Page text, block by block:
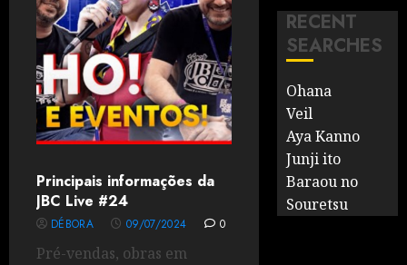
Principais informações da
JBC Live #24
DÉBORA 09/07/2024 0
Pré-vendas, obras em
RECENT
SEARCHES
Ohana
Veil
Aya Kanno
Junji ito
Baraou no
Souretsu